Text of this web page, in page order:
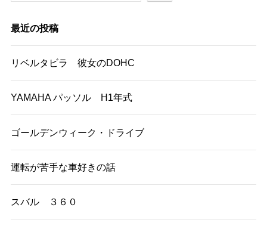
最近の投稿
リベルタビラ 彼女のDOHC
YAMAHA パッソル H1年式
ゴールデンウィーク・ドライブ
運転が苦手な車好きの話
スバル ３６０